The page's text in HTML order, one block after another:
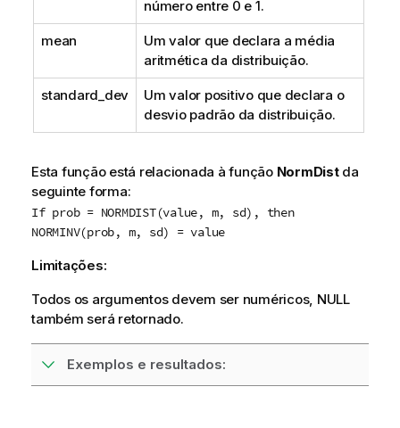
número entre 0 e 1.
mean
Um valor que declara a média
aritmética da distribuição.
standard_dev
Um valor positivo que declara o
desvio padrão da distribuição.
Esta função está relacionada à função NormDistda
seguinte forma:
If prob = NORMDIST(value, m, sd), then
NORMINV(prob, m, sd) = value
Limitações:
Todos os argumentos devem ser numéricos, NULL
também será retornado.
Exemplos e resultados: